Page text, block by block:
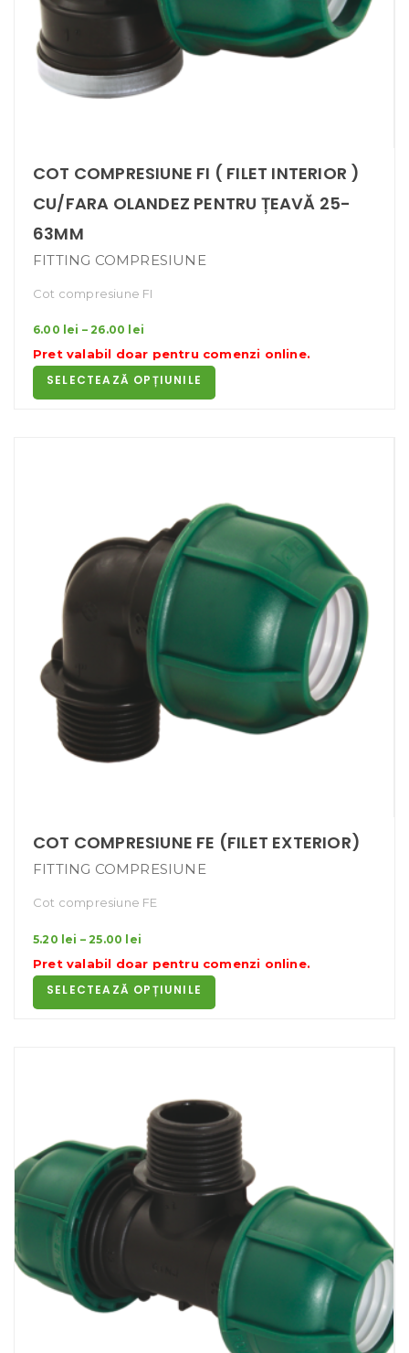
COT COMPRESIUNE FI ( FILET INTERIOR )
CU/FARA OLANDEZ PENTRU ȚEAVĂ 25-
63MM
FITTING COMPRESIUNE
Cot compresiune FI
6.00 lei – 26.00 lei
prețuri:
6.00 lei
până
Pret valabil doar pentru comenzi online.
SELECTEAZĂ OPȚIUNILE
COT COMPRESIUNE FE (FILET EXTERIOR)
FITTING COMPRESIUNE
Cot compresiune FE
5.20 lei – 25.00 lei
prețuri:
5.20 lei
până
Pret valabil doar pentru comenzi online.
SELECTEAZĂ OPȚIUNILE